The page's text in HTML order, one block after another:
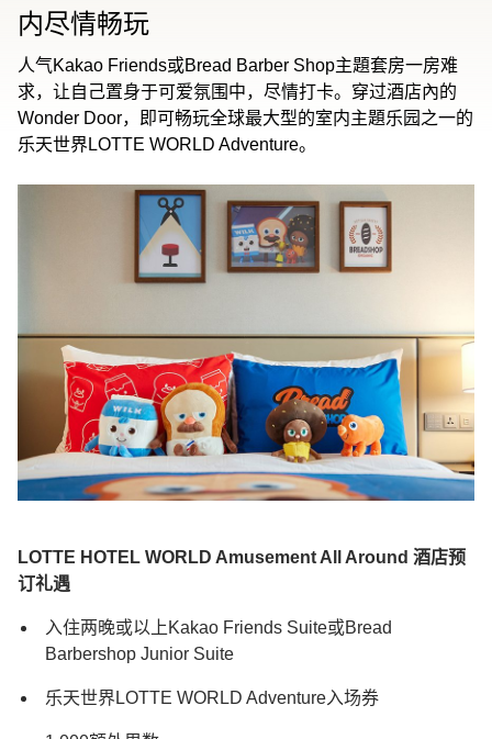
内尽情畅玩
人气Kakao Friends或Bread Barber Shop主題套房一房难
求，让自己置身于可爱氛围中，尽情打卡。穿过酒店內的
Wonder Door，即可畅玩全球最大型的室内主題乐园之一的
乐天世界LOTTE WORLD Adventure。
LOTTE HOTEL WORLD Amusement All Around 酒店预
订礼遇
入住两晚或以上Kakao Friends Suite或Bread
Barbershop Junior Suite
乐天世界LOTTE WORLD Adventure入场券